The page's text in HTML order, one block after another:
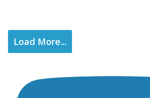
Load More...